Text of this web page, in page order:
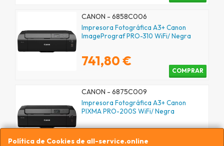
CANON - 6858C006
Impresora Fotográfica A3+ Canon
ImagePrograf PRO-310 WiFi/ Negra
741,80 €
COMPRAR
CANON - 6875C009
Impresora Fotográfica A3+ Canon
PIXMA PRO-200S WiFi/ Negra
415,04 €
Política de Cookies de all-service.online